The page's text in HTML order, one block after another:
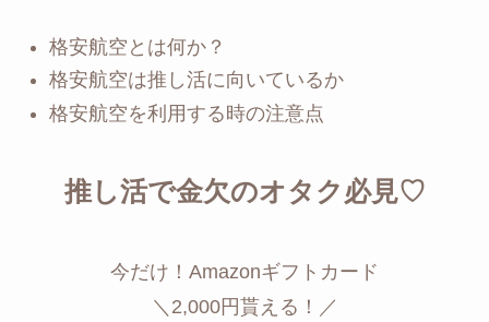
格安航空とは何か？
格安航空は推し活に向いているか
格安航空を利用する時の注意点
推し活で金欠のオタク必見♡
今だけ！Amazonギフトカード
＼2,000円貰える！／